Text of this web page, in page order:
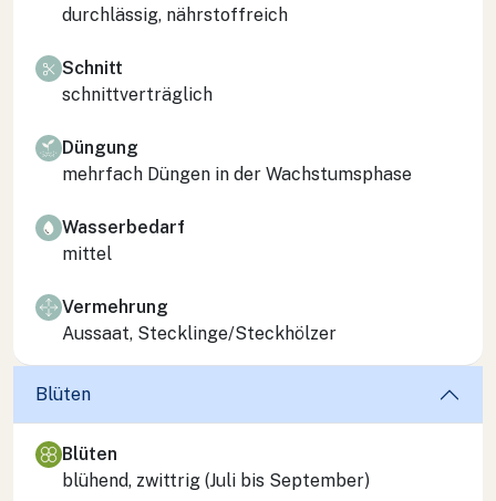
durchlässig, nährstoffreich
Schnitt
schnittverträglich
Düngung
mehrfach Düngen in der Wachstumsphase
Wasserbedarf
mittel
Vermehrung
Aussaat, Stecklinge/Steckhölzer
Blüten
Blüten
blühend, zwittrig (Juli bis September)